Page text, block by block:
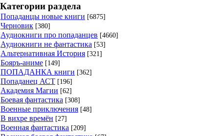
Категории раздела
Попаданцы новые книги [6875]
Черновик [380]
Аудиокниги про попаданцев [4660]
Аудиокниги не фантастика [53]
Альтернативная История [321]
Бояръ-аниме [149]
ПОПАДАНКА книги [362]
Попаданец АСТ [196]
Академия Магии [62]
Боевая фантастика [308]
Военные приключения [48]
В вихре времён [27]
Военная фантастика [209]